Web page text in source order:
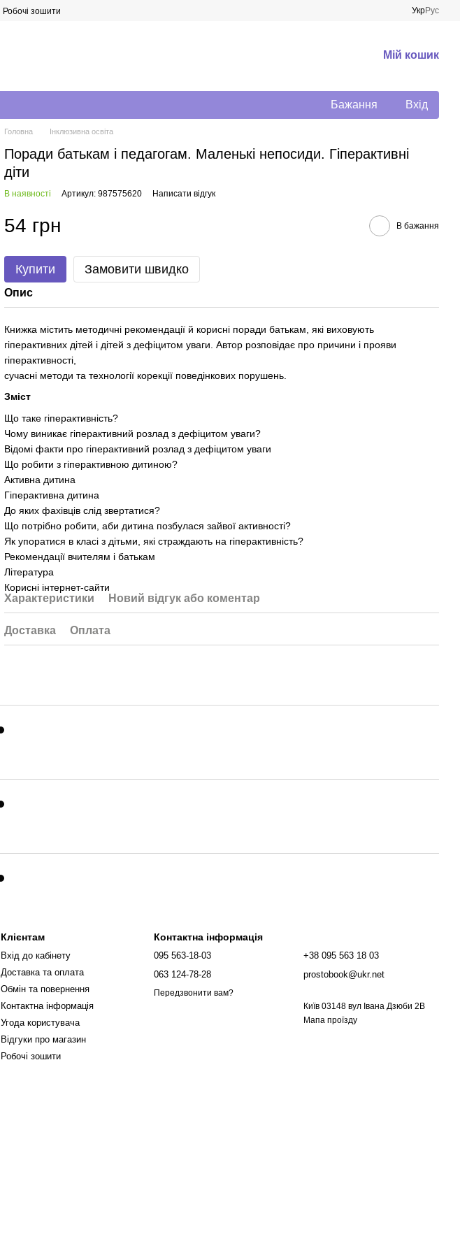
Робочі зошити УкрРус
Мій кошик
Бажання Вхід
Головна Інклюзивна освіта
Поради батькам і педагогам. Маленькі непосиди. Гіперактивні
діти
В наявності Артикул: 987575620 Написати відгук
54 грн В бажання
Купити Замовити швидко
Опис
Книжка містить методичні рекомендації й корисні поради батькам, які виховують
гіперактивних дітей і дітей з дефіцитом уваги. Автор розповідає про причини і прояви
гіперактивності,
сучасні методи та технології корекції поведінкових порушень.
Зміст
Що таке гіперактивність?
Чому виникає гіперактивний розлад з дефіцитом уваги?
Відомі факти про гіперактивний розлад з дефіцитом уваги
Що робити з гіперактивною дитиною?
Активна дитина
Гіперактивна дитина
До яких фахівців слід звертатися?
Що потрібно робити, аби дитина позбулася зайвої активності?
Як упоратися в класі з дітьми, які страждають на гіперактивність?
Рекомендації вчителям і батькам
Література
Корисні інтернет-сайти
Характеристики Новий відгук або коментар
Доставка Оплата
Клієнтам
Вхід до кабінету
Доставка та оплата
Обмін та повернення
Контактна інформація
Угода користувача
Відгуки про магазин
Робочі зошити
Контактна інформація
095 563-18-03
063 124-78-28
Передзвонити вам?
+38 095 563 18 03
prostobook@ukr.net
Київ 03148 вул Івана Дзюби 2В
Мапа проїзду